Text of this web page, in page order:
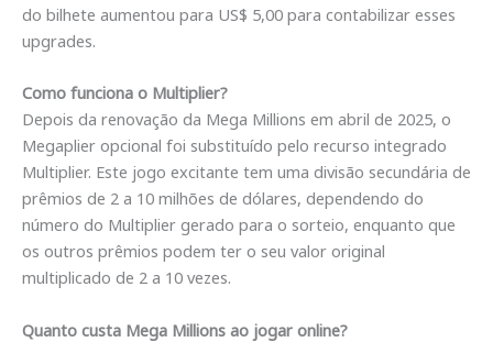
do bilhete aumentou para US$ 5,00 para contabilizar esses
upgrades.
Como funciona o Multiplier?
Depois da renovação da Mega Millions em abril de 2025, o
Megaplier opcional foi substituído pelo recurso integrado
Multiplier. Este jogo excitante tem uma divisão secundária de
prêmios de 2 a 10 milhões de dólares, dependendo do
número do Multiplier gerado para o sorteio, enquanto que
os outros prêmios podem ter o seu valor original
multiplicado de 2 a 10 vezes.
Quanto custa Mega Millions ao jogar online?